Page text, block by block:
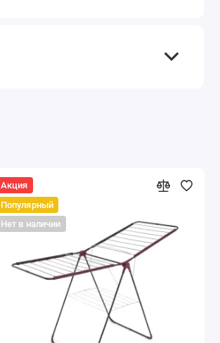
Акция
Популярный
Нет в наличии